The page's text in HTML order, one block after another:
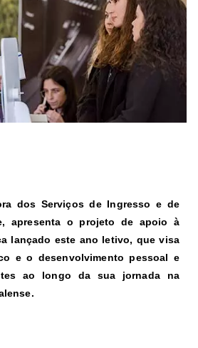
dos Serviços de Ingresso e de
apresenta o projeto de apoio à
lançado este ano letivo, que visa
e o desenvolvimento pessoal e
ao longo da sua jornada na